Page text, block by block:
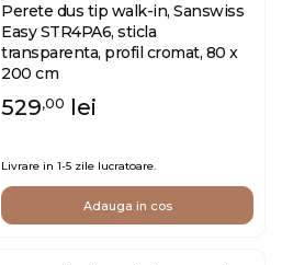
Perete dus tip walk-in, Sanswiss
Easy STR4PA6, sticla
transparenta, profil cromat, 80 x
200 cm
529,00 lei
Livrare in 1-5 zile lucratoare.
Adauga in cos